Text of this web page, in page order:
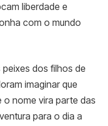
liberdade e
com o mundo
dos filhos de
imaginar que
o nome vira parte das
para o dia a